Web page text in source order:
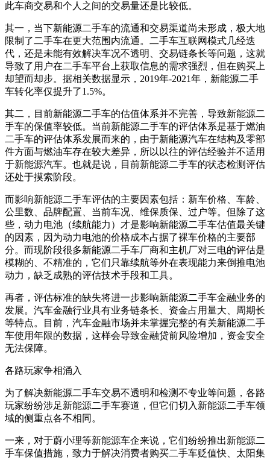
此车商交易和个人之间的交易量还是比较低。
其一，当下新能源二手车的流通和交易渠道尚未形成，极大地
限制了二手车在更大范围内流通。二手车互联网模式几经迭
代，还是未能有效解决车况不透明、交易链条长等问题，这就
导致了用户在二手车平台上获取信息的需求强烈，但在购买上
却望而却步。据相关数据显示，2019年-2021年，新能源二手
车转化率仅提升了1.5%。
其二，目前新能源二手车的估值体系并不完善，导致新能源二
手车的保值率较低。当前新能源二手车的评估体系是基于燃油
二手车的评估体系发展而来的，由于新能源汽车在结构及零部
件方面与燃油车存在较大差异，所以以往的评估经验并不适用
于新能源汽车。也就是说，目前新能源二手车的状态检测评估
还处于摸索阶段。
而影响新能源二手车评估的主要因素包括：新车价格、车龄、
公里数、品牌配置、当前车况、维保质保、过户等。但除了这
些，动力电池（续航能力）才是影响新能源二手车估值最关键
的因素，因为动力电池的价格成本占据了裸车价格的主要部
分。而现阶段很多新能源二手车厂商和主机厂对三电的评估是
模糊的、不精准的，它们只靠续航等外在表现能力来倒推电池
动力，缺乏成熟的评估技术手段和工具。
再者，评估标准的缺失将进一步影响新能源二手车金融业务的
发展。汽车金融行业具有业务链条长、资金占用量大、周期长
等特点。目前，汽车金融市场并未掌握完整的有关新能源二手
车使用年限的数据，这样会导致金融贷前风险增加，资金安全
无法保障。
各路玩家争相涌入
为了解决新能源二手车交易不透明和检测不专业等问题，各路
玩家纷纷涉足新能源二手车赛道，但它们切入新能源二手车领
域的侧重点各不相同。
一来，对于蔚小理等新能源车企来说，它们纷纷推出新能源二
手车保值措施，致力于解决消费者购买二手车贬值快、太阳集